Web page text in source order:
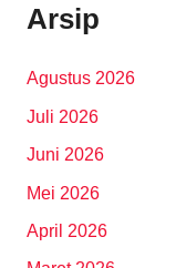
Arsip
Agustus 2026
Juli 2026
Juni 2026
Mei 2026
April 2026